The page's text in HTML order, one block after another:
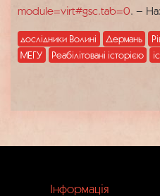
module=virt#gsc.tab=0. –
дослідники Волині Дермань
МЕГУ
Реабілітовані історією
Інформація